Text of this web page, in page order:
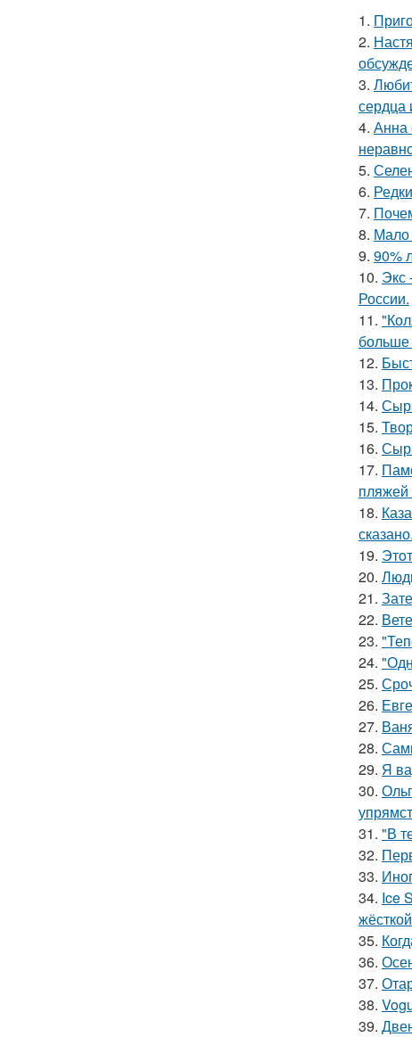
1.
2.
3.
сердца
4. Анна
5.
6.
7.
8. Мало
9. 90%
10. Экс
России.
11.
12.
13.
14.
15.
16.
17.
пляжей
18.
сказано.
19.
20.
21.
22.
23.
24.
25.
26.
27.
28.
29. Я
30.
31. "В
32.
33.
34. Ice
35.
36.
37.
38.
39.